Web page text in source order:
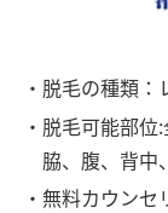
・脱毛の種類：
・脱毛可能部位
脇、腹、背中
・無料カウンセ